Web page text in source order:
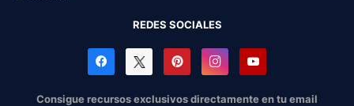
REDES SOCIALES
Consigue recursos exclusivos directamente en tu email